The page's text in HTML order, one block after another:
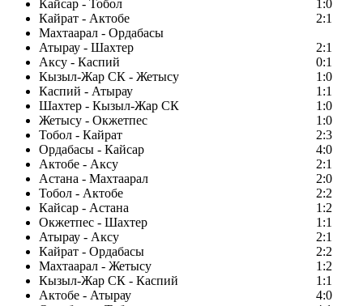
Кайсар - Тобол
1:0
Кайрат - Актобе
2:1
Махтаарал - Ордабасы
Атырау - Шахтер
2:1
Аксу - Каспий
0:1
Кызыл-Жар СК - Жетысу
1:0
Каспий - Атырау
1:1
Шахтер - Кызыл-Жар СК
1:0
Жетысу - Окжетпес
1:0
Тобол - Кайрат
2:3
Ордабасы - Кайсар
4:0
Актобе - Аксу
2:1
Астана - Махтаарал
2:0
Тобол - Актобе
2:2
Кайсар - Астана
1:2
Окжетпес - Шахтер
1:1
Атырау - Аксу
2:1
Кайрат - Ордабасы
2:2
Махтаарал - Жетысу
1:2
Кызыл-Жар СК - Каспий
1:1
Актобе - Атырау
4:0